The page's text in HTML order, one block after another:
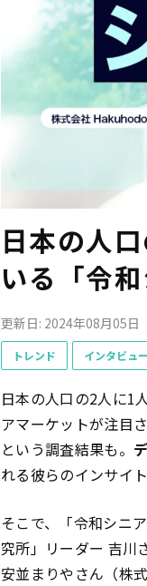
日本の人
いる「令
更新日: 2024年08月05日
トレンド インタビュー
日本の人口の2人に1
アマーケットが注目
という調査結果も。
れる彼らのインサイ
そこで、「令和シニ
究所」リーダー 吉川
安並まりやさん（株